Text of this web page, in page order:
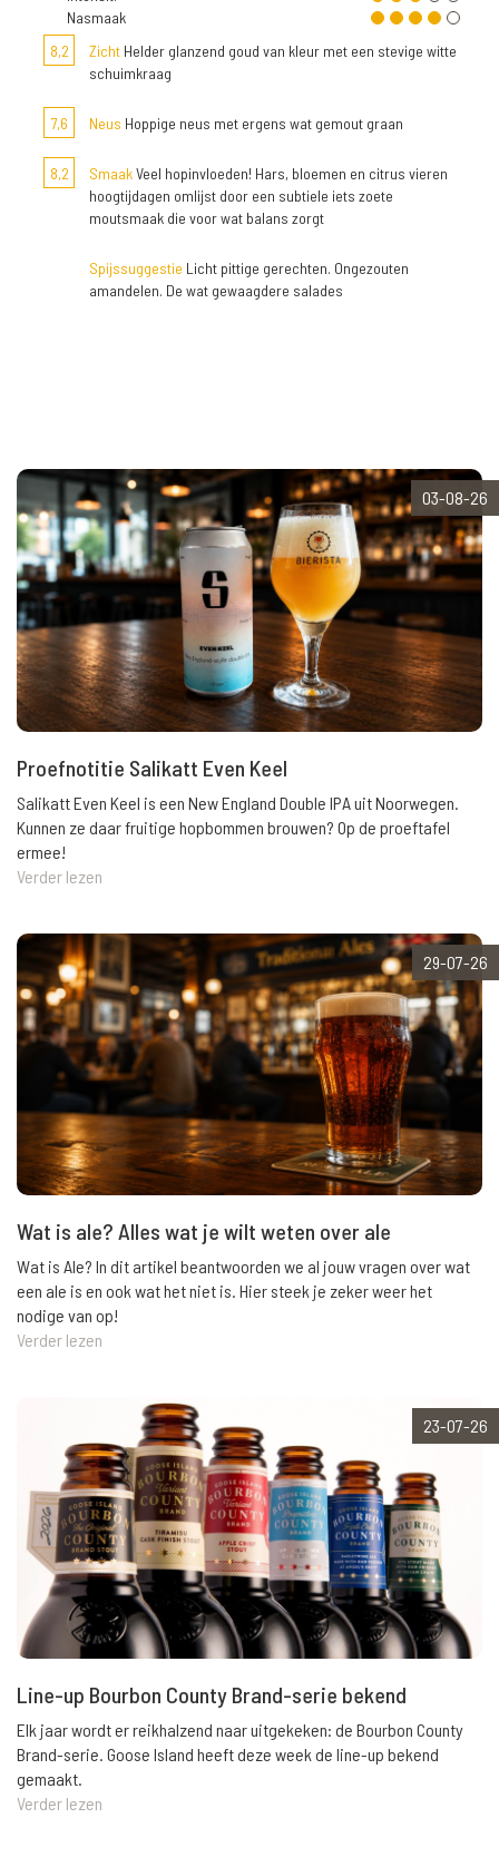
Nasmaak
8,2
Zicht Helder glanzend goud van kleur met een stevige witte
schuimkraag
7,6 Neus Hoppige neus met ergens wat gemout graan
8,2 SmaakVeel hopinvloeden! Hars, bloemen en citrus vieren
hoogtijdagen omlijst door een subtiele iets zoete
moutsmaak die voor wat balans zorgt
Spijssuggestie Licht pittige gerechten. Ongezouten
amandelen. De wat gewaagdere salades
03-08-26
Proefnotitie Salikatt Even Keel
Salikatt Even Keel is een New England Double IPA uit Noorwegen.
Kunnen ze daar fruitige hopbommen brouwen? Op de proeftafel
ermee!
Verder lezen
29-07-26
Wat is ale? Alles wat je wilt weten over ale
Wat is Ale? In dit artikel beantwoorden we al jouw vragen over wat
een ale is en ook wat het niet is. Hier steek je zeker weer het
nodige van op!
Verder lezen
23-07-26
Line-up Bourbon County Brand-serie bekend
Elk jaar wordt er reikhalzend naar uitgekeken: de Bourbon County
Brand-serie. Goose Island heeft deze week de line-up bekend
gemaakt.
Verder lezen